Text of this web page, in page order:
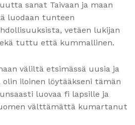
sanat Taivaan ja maan
luodaan tunteen
vetäen lukijan
tuttu että kummallinen.
väliltä etsimässä uusia ja
olin iloinen löytääkseni tämän
luovaa fi lapsille ja
välttämättä kumartanut